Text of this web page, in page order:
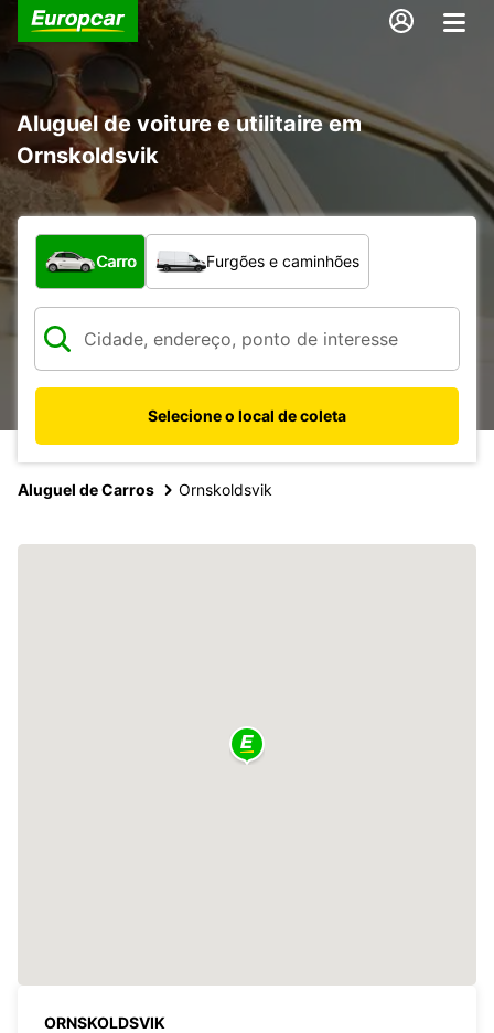
Aluguel de voiture e utilitaire em
Ornskoldsvik
Qual tipo de veículo?
Carro Furgões e caminhões
Selecione o local de coleta
Aluguel de Carros Ornskoldsvik
ORNSKOLDSVIK